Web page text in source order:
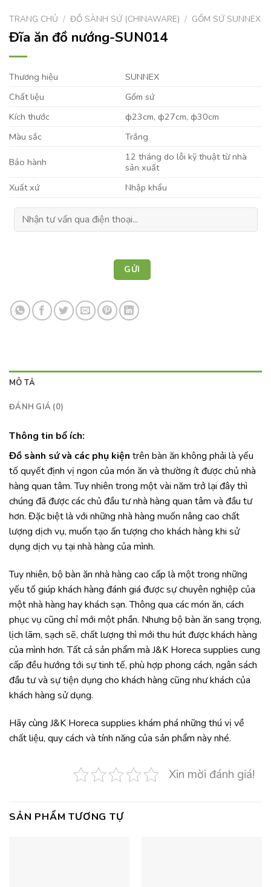
TRANG CHỦ / ĐỒ SÀNH SỨ (CHINAWARE) / GỐM SỨ SUNNEX
Đĩa ăn đồ nướng-SUN014
Thương hiệu
SUNNEX
Chất liệu
Gốm sứ
Kích thước
ф23cm, ф27cm, ф30cm
Màu sắc
Trắng
Bảo hành
12 tháng do lỗi kỹ thuật từ nhà
sản xuất
Xuất xứ
Nhập khẩu
MÔ TẢ
ĐÁNH GIÁ (0)
Thông tin bổ ích:
Đồ sành sứ và các phụ kiện trên bàn ăn không phải là yếu
tố quyết định vị ngon của món ăn và thường ít được chủ nhà
hàng quan tâm. Tuy nhiên trong một vài năm trở lại đây thì
chúng đã được các chủ đầu tư nhà hàng quan tâm và đầu tư
hơn. Đặc biệt là với những nhà hàng muốn nâng cao chất
lượng dịch vụ, muốn tạo ấn tượng cho khách hàng khi sử
dụng dịch vụ tại nhà hàng của mình.
Tuy nhiên, bộ bàn ăn nhà hàng cao cấp là một trong những
yếu tố giúp khách hàng đánh giá được sự chuyên nghiệp của
một nhà hàng hay khách sạn. Thông qua các món ăn, cách
phục vụ cũng chỉ mới một phần. Nhưng bộ bàn ăn sang trọng,
lịch lãm, sạch sẽ, chất lượng thì mới thu hút được khách hàng
của mình hơn. Tất cả sản phẩm mà J&K Horeca supplies cung
cấp đều hướng tới sự tinh tế, phù hợp phong cách, ngân sách
đầu tư và sự tiện dụng cho khách hàng cũng như khách của
khách hàng sử dụng.
Hãy cùng J&K Horeca supplies khám phá những thú vị về
chất liệu, quy cách và tính năng của sản phẩm này nhé.
Xin mời đánh giá!
SẢN PHẨM TƯƠNG TỰ